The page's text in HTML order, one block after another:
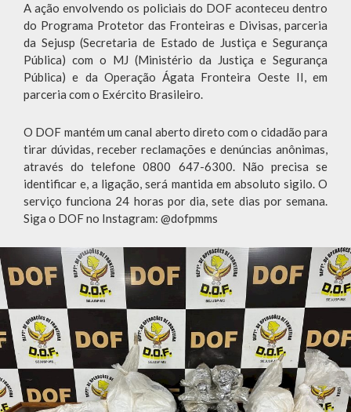
A ação envolvendo os policiais do DOF aconteceu dentro
do Programa Protetor das Fronteiras e Divisas, parceria
da Sejusp (Secretaria de Estado de Justiça e Segurança
Pública) com o MJ (Ministério da Justiça e Segurança
Pública) e da Operação Ágata Fronteira Oeste II, em
parceria com o Exército Brasileiro.
O DOF mantém um canal aberto direto com o cidadão para
tirar dúvidas, receber reclamações e denúncias anônimas,
através do telefone 0800 647-6300. Não precisa se
identificar e, a ligação, será mantida em absoluto sigilo. O
serviço funciona 24 horas por dia, sete dias por semana.
Siga o DOF no Instagram: @dofpmms